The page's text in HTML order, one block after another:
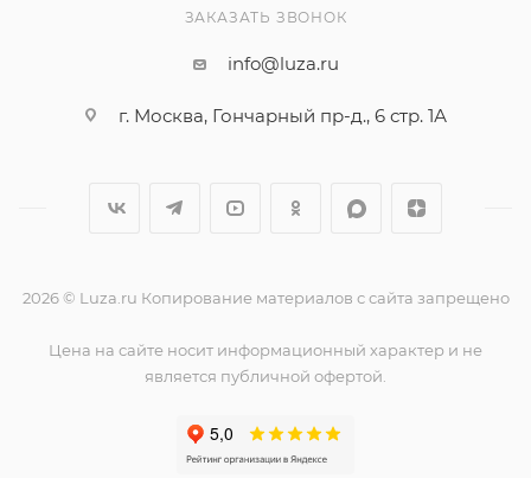
ЗАКАЗАТЬ ЗВОНОК
info@luza.ru
г. Москва, Гончарный пр-д., 6 стр. 1А
2026 © Luza.ru Копирование материалов с сайта запрещено
Цена на сайте носит информационный характер и не
является публичной офертой.